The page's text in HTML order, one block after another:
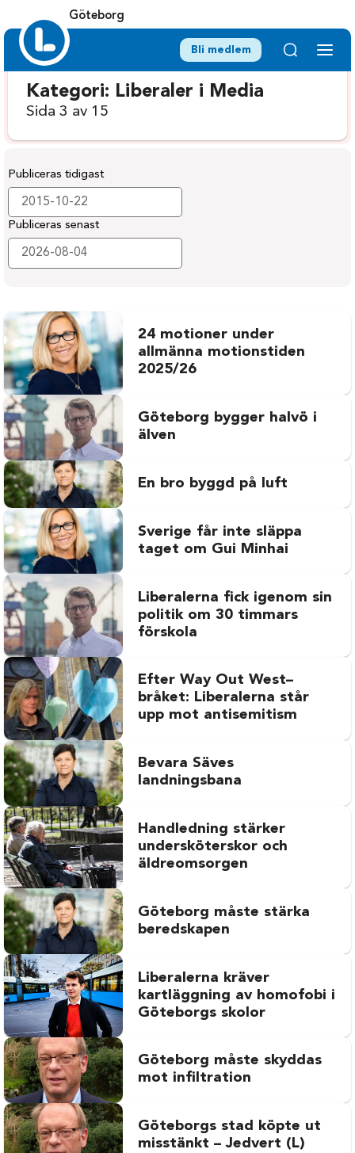
Göteborg
Bli medlem
Kategori: Liberaler i Media
Sida 3 av 15
Publiceras tidigast
Publiceras senast
24 motioner under
allmänna motionstiden
2025/26
Göteborg bygger halvö i
älven
En bro byggd på luft
Sverige får inte släppa
taget om Gui Minhai
Liberalerna fick igenom sin
politik om 30 timmars
förskola
Efter Way Out West–
bråket: Liberalerna står
upp mot antisemitism
Bevara Säves
landningsbana
Handledning stärker
undersköterskor och
äldreomsorgen
Göteborg måste stärka
beredskapen
Liberalerna kräver
kartläggning av homofobi i
Göteborgs skolor
Göteborg måste skyddas
mot infiltration
Göteborgs stad köpte ut
misstänkt – Jedvert (L)